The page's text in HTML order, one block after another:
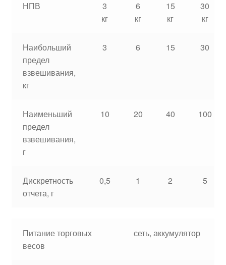
НПВ
3
кг
6
кг
15
кг
30
кг
Наибольший
предел
взвешивания,
кг
3 6 15 30
Наименьший
предел
взвешивания,
г
10 20 40 100
Дискретность
отчета, г
0,5 1 2 5
Питание торговых
весов
сеть, аккумулятор